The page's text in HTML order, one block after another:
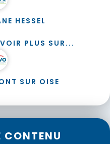
HESSEL
PLUS SUR...
SUR OISE
CONTENU